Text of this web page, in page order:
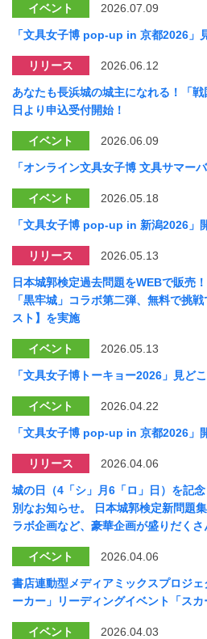
イベント 2026.07.09
「文具女子博 pop-up in 京都2026」
リリース 2026.06.12
あなたも長浜城の城主になれる！「
日より申込受付開始！
イベント 2026.06.09
「オンライン文具女子博 文具サマー
イベント 2026.05.18
「文具女子博 pop-up in 新潟2026」
リリース 2026.05.13
日本城郭検定過去問題をWEBで販売
「黒牢城」コラボ第二弾、無料で挑
スト】を実施
イベント 2026.05.13
「文具女子博トーキョー2026」見ど
イベント 2026.04.22
「文具女子博 pop-up in 京都2026」
リリース 2026.04.06
城の日（4「シ」月6「ロ」日）を記
別なお知らせ。 日本城郭検定新問題
ラボ企画など、豪華企画が盛りだくさ
イベント 2026.04.06
書店連動型メディアミックスプロジ
ーカー」リーディングイベント「スカ
イベント 2026.04.03